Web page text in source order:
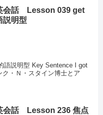
会話 Lesson 039 get
説明型
説明型 Key Sentence I got
・Ｎ・スタイン博士とア
会話 Lesson 236 焦点